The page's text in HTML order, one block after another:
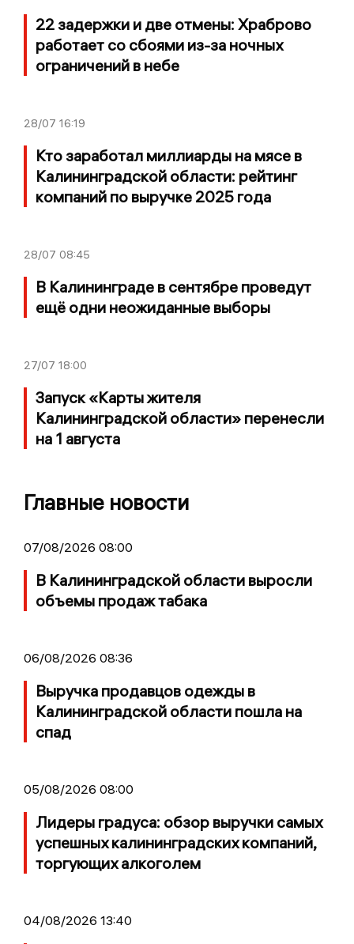
22 задержки и две отмены: Храброво
работает со сбоями из-за ночных
ограничений в небе
28/07 16:19
Кто заработал миллиарды на мясе в
Калининградской области: рейтинг
компаний по выручке 2025 года
28/07 08:45
В Калининграде в сентябре проведут
ещё одни неожиданные выборы
27/07 18:00
Запуск «Карты жителя
Калининградской области» перенесли
на 1 августа
Главные новости
07/08/2026 08:00
В Калининградской области выросли
объемы продаж табака
06/08/2026 08:36
Выручка продавцов одежды в
Калининградской области пошла на
спад
05/08/2026 08:00
Лидеры градуса: обзор выручки самых
успешных калининградских компаний,
торгующих алкоголем
04/08/2026 13:40